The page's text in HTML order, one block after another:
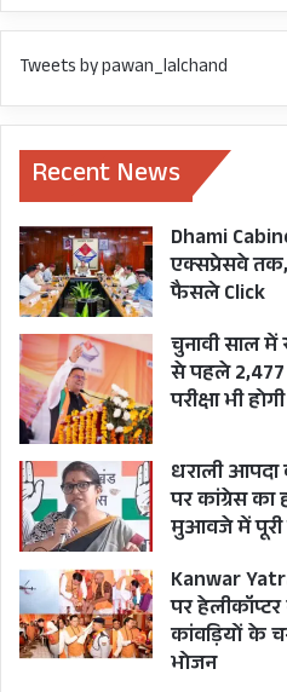
वरिष्ठ अधिकारी और
CM PUSHKAR
DISASTER
Tweets by pawan_lalchand
Recent News
Dhami
एक्सप्रेसवे
फैसले Click
चुनावी साल में
से पहले 2,477
परीक्षा भी होगी
धराली आपदा
पर कांग्रेस का
मुआवजे में पूरी
Kanwar
पर हेलीकॉप्टर
कांवड़ियों के
भोजन